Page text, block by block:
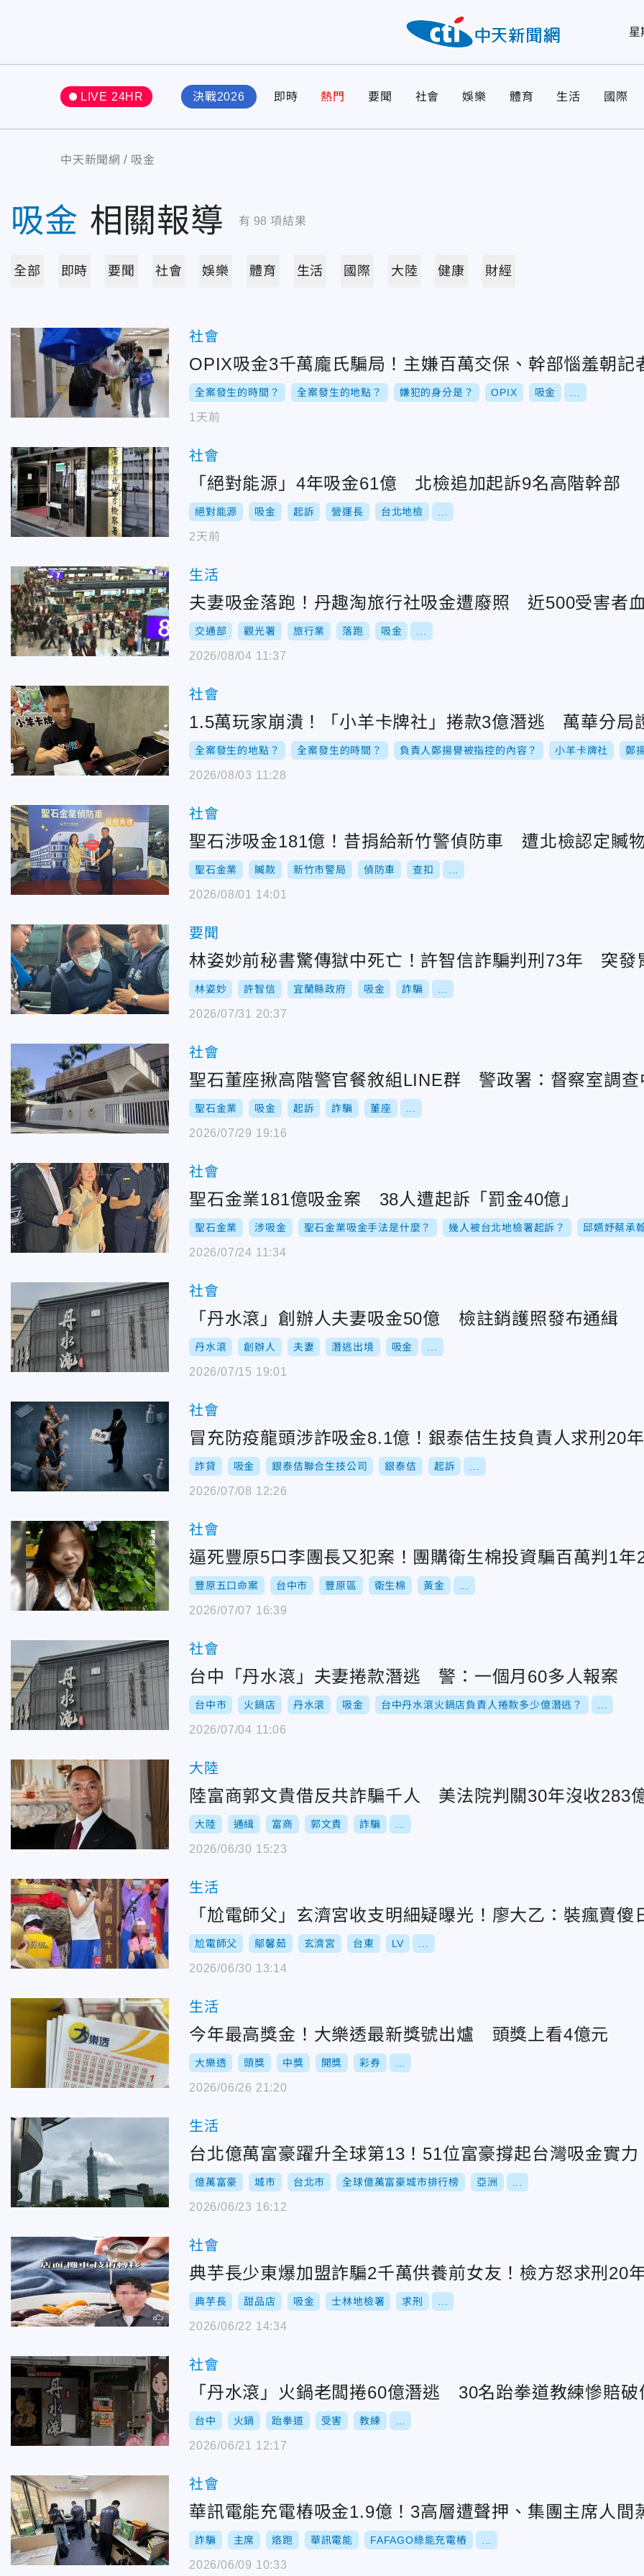
星
LIVE 24HR 決戰2026 即時 熱門 要聞 社會 娛樂 體育 生活 國際
中天新聞網 吸金
吸金 相關報導 有 98 項結果
全部 即時 要聞 社會 娛樂 體育 生活 國際 大陸 健康 財經
社會
OPIX吸金3千萬龐氏騙局！主嫌百萬交保、幹部惱羞朝記
全案發生的時間？ 全案發生的地點？ 嫌犯的身分是？ OPIX 吸金
1天前
社會
「絕對能源」4年吸金61億 北檢追加起訴9名高階幹部
絕對能源 吸金 起訴 營運長 台北地檢
2天前
生活
夫妻吸金落跑！丹趣淘旅行社吸金遭廢照 近500受害者
交通部 觀光署 旅行業 落跑 吸金
2026/08/04 11:37
社會
1.5萬玩家崩潰！「小羊卡牌社」捲款3億潛逃 萬華分局
全案發生的地點？ 全案發生的時間？ 負責人鄭揚譽被指控的內容？ 小羊卡牌社 鄭
2026/08/03 11:28
社會
聖石涉吸金181億！昔捐給新竹警偵防車 遭北檢認定贓
聖石金業 贓款 新竹市警局 偵防車 查扣
2026/08/01 14:01
要聞
林姿妙前秘書驚傳獄中死亡！許智信詐騙判刑73年 突發
林姿妙 許智信 宜蘭縣政府 吸金 詐騙
2026/07/31 20:37
社會
聖石董座揪高階警官餐敘組LINE群 警政署：督察室調查
聖石金業 吸金 起訴 詐騙 董座
2026/07/29 19:16
社會
聖石金業181億吸金案 38人遭起訴「罰金40億」
聖石金業 涉吸金 聖石金業吸金手法是什麼？ 幾人被台北地檢署起訴？ 邱嬿妤蔡承
2026/07/24 11:34
社會
「丹水滾」創辦人夫妻吸金50億 檢註銷護照發布通緝
丹水滾 創辦人 夫妻 潛逃出境 吸金
2026/07/15 19:01
社會
冒充防疫龍頭涉詐吸金8.1億！銀泰佶生技負責人求刑20年
詐貸 吸金 銀泰佶聯合生技公司 銀泰佶 起訴
2026/07/08 12:26
社會
逼死豐原5口李團長又犯案！團購衛生棉投資騙百萬判1年
豐原五口命案 台中市 豐原區 衛生棉 黃金
2026/07/07 16:39
社會
台中「丹水滾」夫妻捲款潛逃 警：一個月60多人報案
台中市 火鍋店 丹水滾 吸金 台中丹水滾火鍋店負責人捲款多少億潛逃？
2026/07/04 11:06
大陸
陸富商郭文貴借反共詐騙千人 美法院判關30年沒收283
大陸 通緝 富商 郭文貴 詐騙
2026/06/30 15:23
生活
「尬電師父」玄濟宮收支明細疑曝光！廖大乙：裝瘋賣傻
尬電師父 鄔馨茹 玄濟宮 台東 LV
2026/06/30 13:14
生活
今年最高獎金！大樂透最新獎號出爐 頭獎上看4億元
大樂透 頭獎 中獎 開獎 彩券
2026/06/26 21:20
生活
台北億萬富豪躍升全球第13！51位富豪撐起台灣吸金實力
億萬富豪 城市 台北市 全球億萬富豪城市排行榜 亞洲
2026/06/23 16:12
社會
典芋長少東爆加盟詐騙2千萬供養前女友！檢方怒求刑20
典芋長 甜品店 吸金 士林地檢署 求刑
2026/06/22 14:34
社會
「丹水滾」火鍋老闆捲60億潛逃 30名跆拳道教練慘賠破
台中 火鍋 跆拳道 受害 教練
2026/06/21 12:17
社會
華訊電能充電樁吸金1.9億！3高層遭聲押、集團主席人間
詐騙 主席 烙跑 華訊電能 FAFAGO綠能充電樁
2026/06/09 10:33